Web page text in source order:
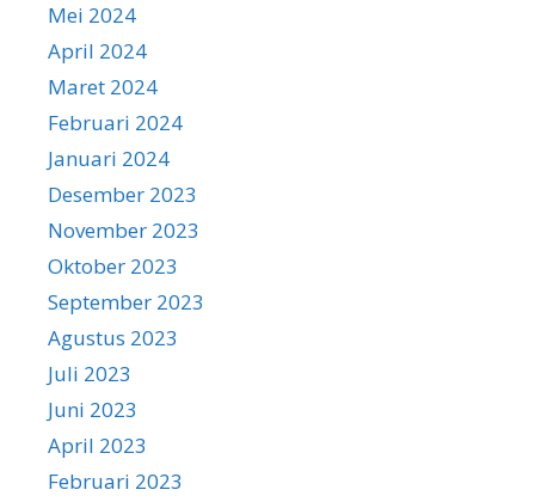
Mei 2024
April 2024
Maret 2024
Februari 2024
Januari 2024
Desember 2023
November 2023
Oktober 2023
September 2023
Agustus 2023
Juli 2023
Juni 2023
April 2023
Februari 2023